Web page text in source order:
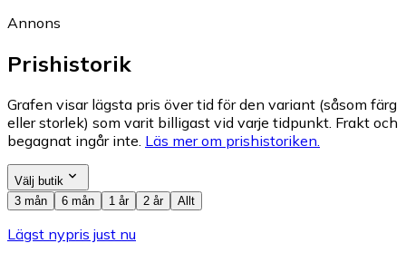
Annons
Prishistorik
Grafen visar lägsta pris över tid för den variant (såsom färg
eller storlek) som varit billigast vid varje tidpunkt. Frakt och
begagnat ingår inte. Läs mer om prishistoriken.
Välj butik
3 mån
6 mån 1 år 2 år Allt
Lägst nypris just nu